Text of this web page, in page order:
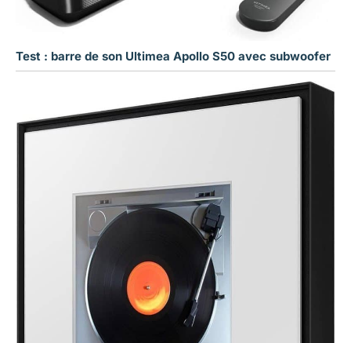
Test : barre de son Ultimea Apollo S50 avec subwoofer